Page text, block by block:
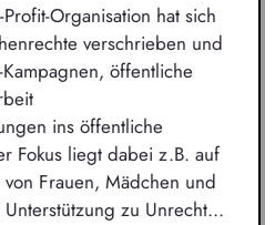
Organisation hat sich
verschrieben und
öffentliche
ins öffentliche
Fokus liegt dabei z.B. auf
Frauen, Mädchen und
zu Unrecht...